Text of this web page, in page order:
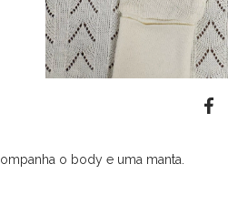
o body e uma manta.